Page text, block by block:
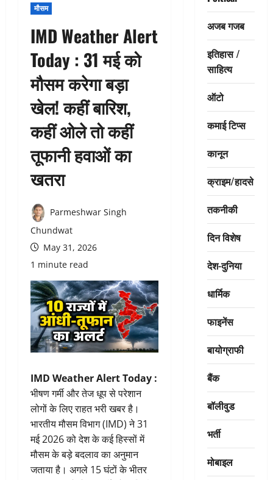
मौसम
IMD Weather Alert
Today : 31 मई को
मौसम करेगा बड़ा
खेल! कहीं बारिश,
कहीं ओले तो कहीं
तूफानी हवाओं का
खतरा
Parmeshwar Singh
Chundwat
May 31, 2026
1 minute read
IMD Weather Alert Today :
भीषण गर्मी और तेज धूप से परेशान
लोगों के लिए राहत भरी खबर है।
भारतीय मौसम विभाग (IMD) ने 31
मई 2026 को देश के कई हिस्सों में
मौसम के बड़े बदलाव का अनुमान
जताया है। अगले 15 घंटों के भीतर
अजब गजब
इतिहास /
साहित्य
ऑटो
कमाई टिप्स
कानून
क्राइम/हादसे
तकनीकी
दिन विशेष
देश-दुनिया
धार्मिक
फाइनेंस
बायोग्राफी
बैंक
बॉलीवुड
भर्ती
मोबाइल